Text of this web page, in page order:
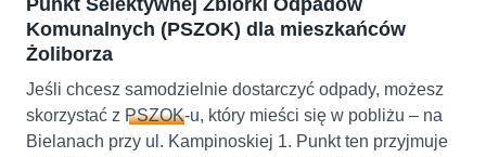
Punkt Selektywnej Zbiórki Odpadów
Komunalnych (PSZOK) dla mieszkańców
Żoliborza
Jeśli chcesz samodzielnie dostarczyć odpady, możesz
skorzystać z PSZOK-u, który mieści się w pobliżu – na
Bielanach przy ul. Kampinoskiej 1. Punkt ten przyjmuje